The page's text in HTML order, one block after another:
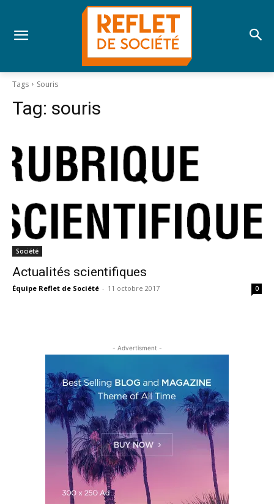
Tags Souris
Tag: souris
Société
Actualités scientifiques
Équipe Reflet de Société - 11 octobre 2017 0
- Advertisment -